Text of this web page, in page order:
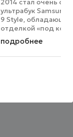
2014 стал очень
ультрабук Samsung
9 Style,
отделкой «под
благодаря такому
корпусу устройство
приятно держать в
подробнее